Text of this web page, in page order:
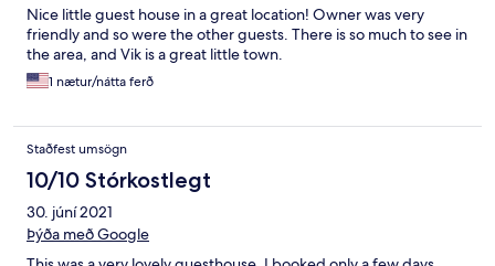
Nice little guest house in a great location! Owner was very
friendly and so were the other guests. There is so much to see in
the area, and Vik is a great little town.
1 nætur/nátta ferð
Staðfest umsögn
10/10 Stórkostlegt
30. júní 2021
Þýða með Google